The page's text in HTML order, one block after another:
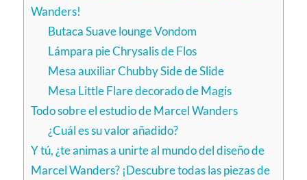
Wanders!
Butaca Suave lounge Vondom
Lámpara pie Chrysalis de Flos
Mesa auxiliar Chubby Side de Slide
Mesa Little Flare decorado de Magis
Todo sobre el estudio de Marcel Wanders
¿Cuál es su valor añadido?
Y tú, ¿te animas a unirte al mundo del diseño de
Marcel Wanders? ¡Descubre todas las piezas de